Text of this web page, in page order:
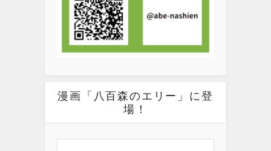
漫画「八百森のエリー」に登
場！